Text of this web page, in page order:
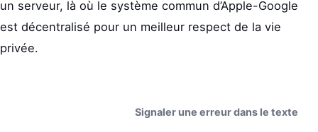
un serveur, là où le système commun d’Apple-Google
est décentralisé pour un meilleur respect de la vie
privée.
Signaler une erreur dans le texte